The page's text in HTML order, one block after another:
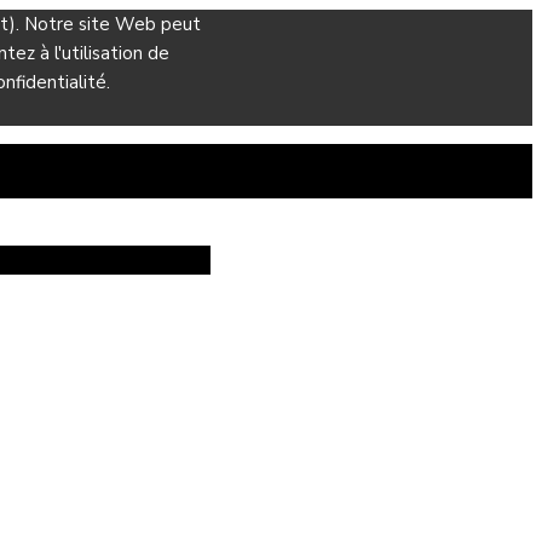
Notre site Web peut
à l'utilisation de